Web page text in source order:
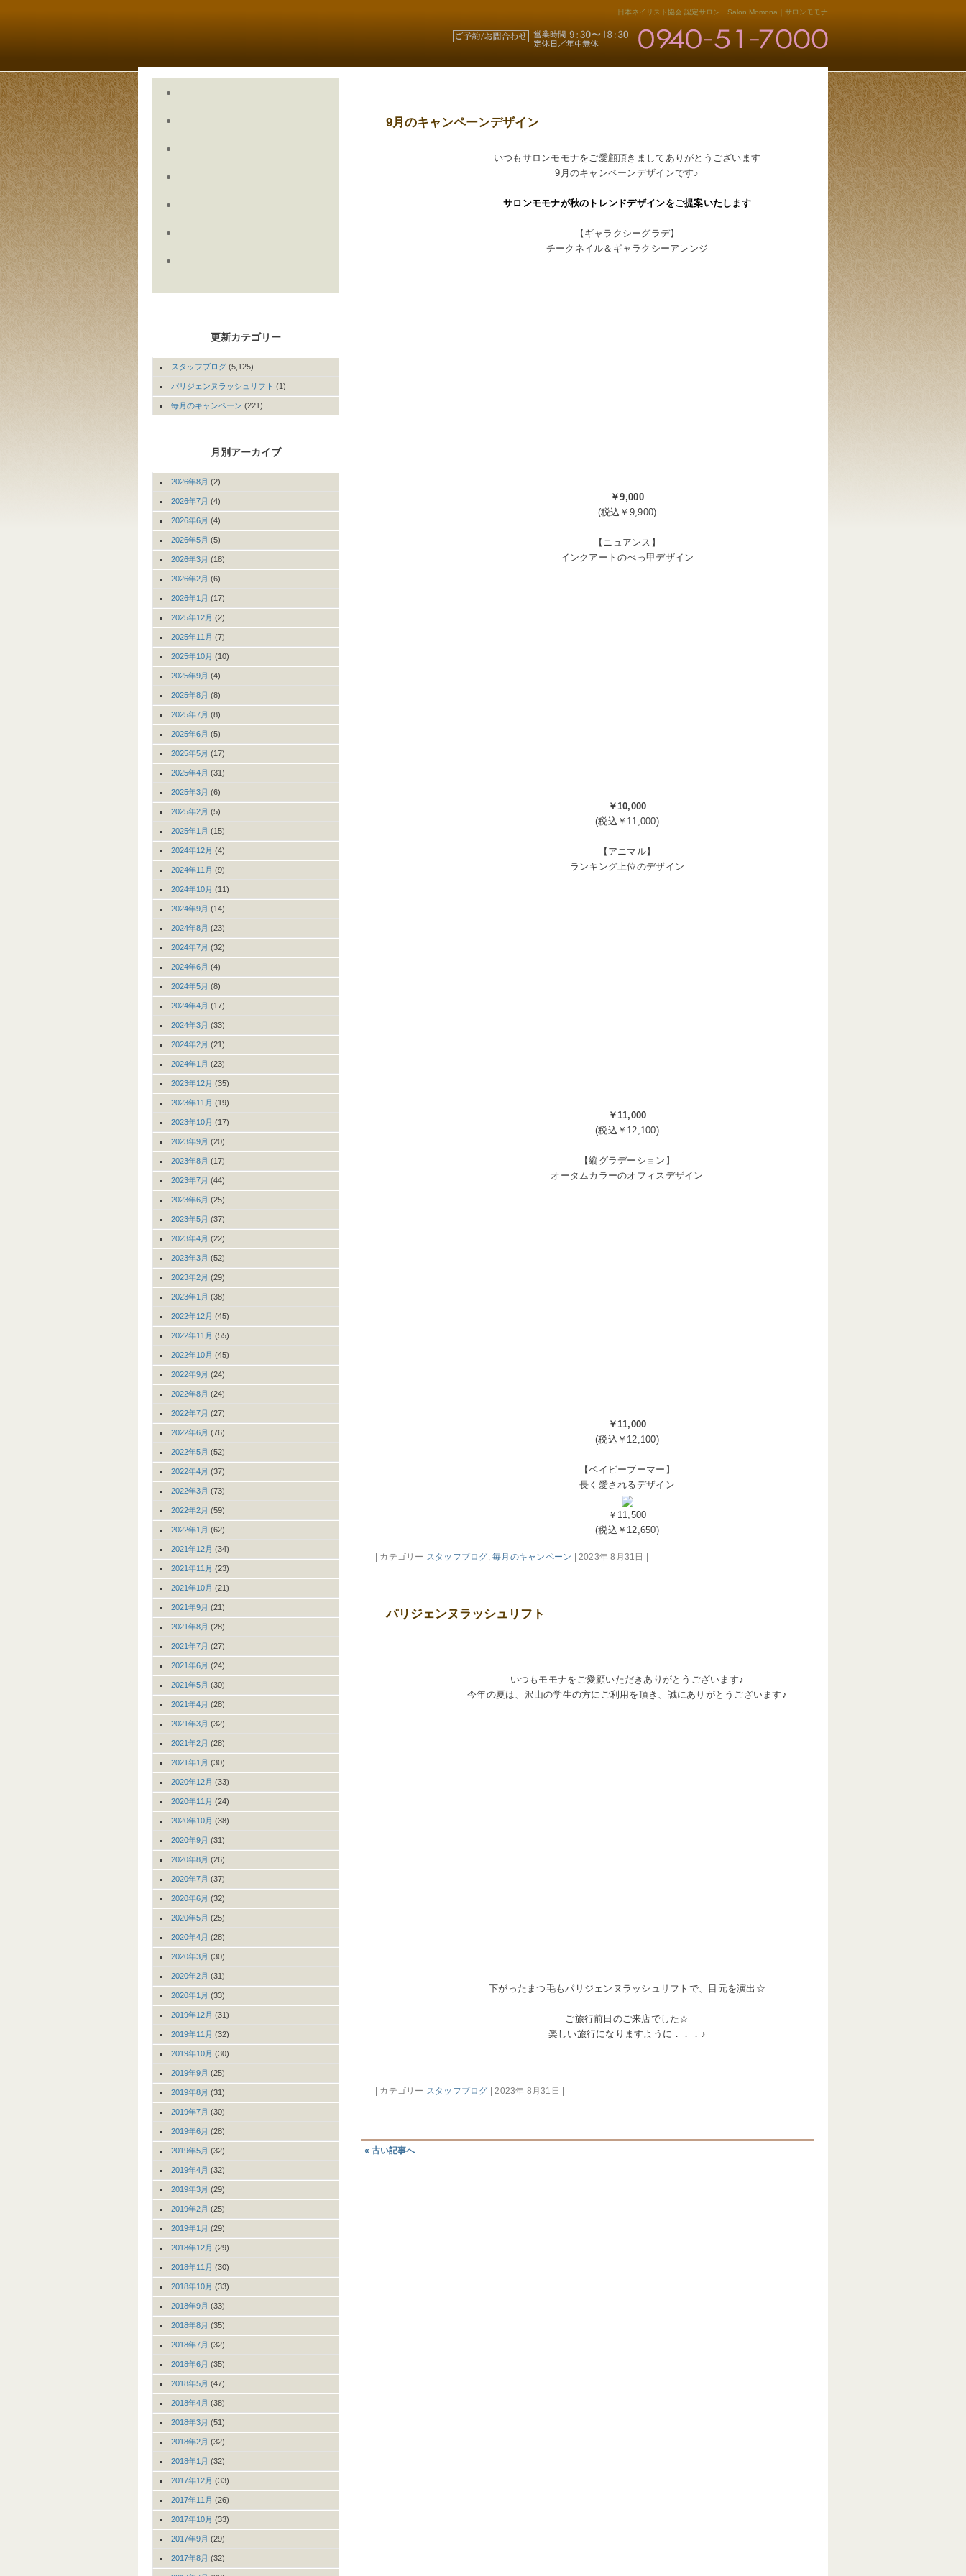
日本ネイリスト協会 認定サロン Salon Momona｜サロンモモナ
更新カテゴリー
スタッフブログ (5,125)
パリジェンヌラッシュリフト (1)
毎月のキャンペーン (221)
月別アーカイブ
2026年8月 (2)
2026年7月 (4)
2026年6月 (4)
2026年5月 (5)
2026年3月 (18)
2026年2月 (6)
2026年1月 (17)
2025年12月 (2)
2025年11月 (7)
2025年10月 (10)
2025年9月 (4)
2025年8月 (8)
2025年7月 (8)
2025年6月 (5)
2025年5月 (17)
2025年4月 (31)
2025年3月 (6)
2025年2月 (5)
2025年1月 (15)
2024年12月 (4)
2024年11月 (9)
2024年10月 (11)
2024年9月 (14)
2024年8月 (23)
2024年7月 (32)
2024年6月 (4)
2024年5月 (8)
2024年4月 (17)
2024年3月 (33)
2024年2月 (21)
2024年1月 (23)
2023年12月 (35)
2023年11月 (19)
2023年10月 (17)
2023年9月 (20)
2023年8月 (17)
2023年7月 (44)
2023年6月 (25)
2023年5月 (37)
2023年4月 (22)
2023年3月 (52)
2023年2月 (29)
2023年1月 (38)
2022年12月 (45)
2022年11月 (55)
2022年10月 (45)
2022年9月 (24)
2022年8月 (24)
2022年7月 (27)
2022年6月 (76)
2022年5月 (52)
2022年4月 (37)
2022年3月 (73)
2022年2月 (59)
2022年1月 (62)
2021年12月 (34)
2021年11月 (23)
2021年10月 (21)
2021年9月 (21)
2021年8月 (28)
2021年7月 (27)
2021年6月 (24)
2021年5月 (30)
2021年4月 (28)
2021年3月 (32)
2021年2月 (28)
2021年1月 (30)
2020年12月 (33)
2020年11月 (24)
2020年10月 (38)
2020年9月 (31)
2020年8月 (26)
2020年7月 (37)
2020年6月 (32)
2020年5月 (25)
2020年4月 (28)
2020年3月 (30)
2020年2月 (31)
2020年1月 (33)
2019年12月 (31)
2019年11月 (32)
2019年10月 (30)
2019年9月 (25)
2019年8月 (31)
2019年7月 (30)
2019年6月 (28)
2019年5月 (32)
2019年4月 (32)
2019年3月 (29)
2019年2月 (25)
2019年1月 (29)
2018年12月 (29)
2018年11月 (30)
2018年10月 (33)
2018年9月 (33)
2018年8月 (35)
2018年7月 (32)
2018年6月 (35)
2018年5月 (47)
2018年4月 (38)
2018年3月 (51)
2018年2月 (32)
2018年1月 (32)
2017年12月 (33)
2017年11月 (26)
2017年10月 (33)
2017年9月 (29)
2017年8月 (32)
9月のキャンペーンデザイン
いつもサロンモモナをご愛顧頂きましてありがとうございます
9月のキャンペーンデザインです♪
サロンモモナが秋のトレンドデザインをご提案いたします
【ギャラクシーグラデ】
チークネイル＆ギャラクシーアレンジ
￥9,000
(税込￥9,900)
【ニュアンス】
インクアートのべっ甲デザイン
￥10,000
(税込￥11,000)
【アニマル】
ランキング上位のデザイン
￥11,000
(税込￥12,100)
【縦グラデーション】
オータムカラーのオフィスデザイン
￥11,000
(税込￥12,100)
【ベイビーブーマー】
長く愛されるデザイン
￥11,500
(税込￥12,650)
| カテゴリー スタッフブログ,毎月のキャンペーン | 2023年 8月31日 |
パリジェンヌラッシュリフト
いつもモモナをご愛顧いただきありがとうございます♪
今年の夏は、沢山の学生の方にご利用を頂き、誠にありがとうございます♪
下がったまつ毛もパリジェンヌラッシュリフトで、目元を演出☆
ご旅行前日のご来店でした☆
楽しい旅行になりますように．．．♪
| カテゴリー スタッフブログ | 2023年 8月31日 |
« 古い記事へ